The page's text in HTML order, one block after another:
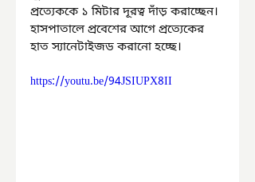
প্রত্যেককে ১ মিটার দূরত্ব দাঁড় করাচ্ছেন।
হাসপাতালে প্রবেশের আগে প্রত্যেকের
হাত স্যানেটাইজড করানো হচ্ছে।
https://youtu.be/94JSIUPX8II